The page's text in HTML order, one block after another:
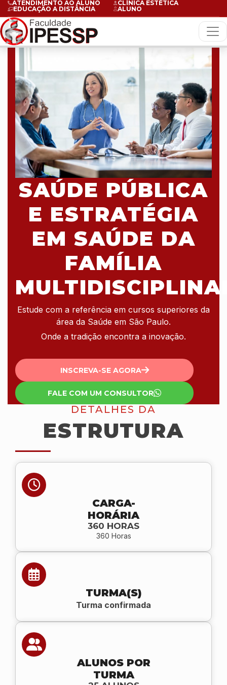
ATENDIMENTO AO ALUNO
CLÍNICA ESTÉTICA
EDUCAÇÃO A DISTÂNCIA
ALUNO
SAÚDE PÚBLICA
E ESTRATÉGIA
EM SAÚDE DA
FAMÍLIA
Estude com a referência em cursos superiores da
área da Saúde em São Paulo.
Onde a tradição encontra a inovação.
INSCREVA-SE AGORA
FALE COM UM CONSULTOR
DETALHES DA
ESTRUTURA
CARGA-
HORÁRIA
360 HORAS
360 Horas
TURMA(S)
Turma confirmada
ALUNOS POR
TURMA